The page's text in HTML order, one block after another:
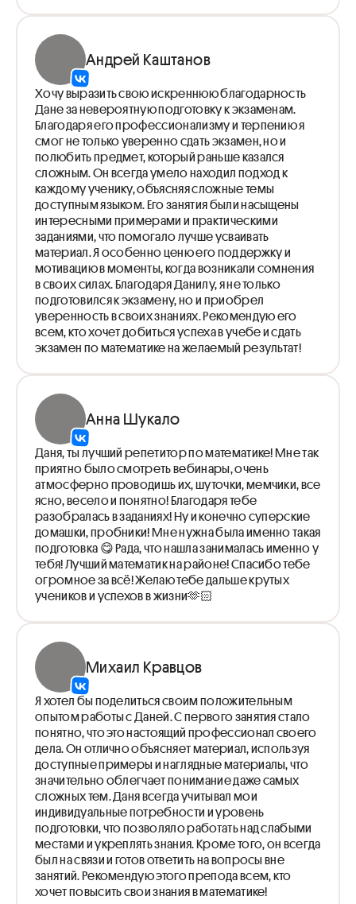
Андрей Каштанов
Хочу выразить свою искреннюю благодарность
Дане за невероятную подготовку к экзаменам.
Благодаря его профессионализму и терпению я
смог не только уверенно сдать экзамен, но и
полюбить предмет, который раньше казался
сложным. Он всегда умело находил подход к
каждому ученику, объясняя сложные темы
доступным языком. Его занятия были насыщены
интересными примерами и практическими
заданиями, что помогало лучше усваивать
материал. Я особенно ценю его поддержку и
мотивацию в моменты, когда возникали сомнения
в своих силах. Благодаря Данилу, я не только
подготовился к экзамену, но и приобрел
уверенность в своих знаниях. Рекомендую его
всем, кто хочет добиться успеха в учебе и сдать
экзамен по математике на желаемый результат!
Анна Шукало
Даня, ты лучший репетитор по математике! Мне так
приятно было смотреть вебинары, очень
атмосферно проводишь их, шуточки, мемчики, все
ясно, весело и понятно! Благодаря тебе
разобралась в заданиях! Ну и конечно суперские
домашки, пробники! Мне нужна была именно такая
подготовка 😋 Рада, что нашла занималась именно у
тебя! Лучший математик на районе! Спасибо тебе
огромное за всё! Желаю тебе дальше крутых
учеников и успехов в жизни🫶🏻
Михаил Кравцов
Я хотел бы поделиться своим положительным
опытом работы с Даней. С первого занятия стало
понятно, что это настоящий профессионал своего
дела. Он отлично объясняет материал, используя
доступные примеры и наглядные материалы, что
значительно облегчает понимание даже самых
сложных тем. Даня всегда учитывал мои
индивидуальные потребности и уровень
подготовки, что позволяло работать над слабыми
местами и укреплять знания. Кроме того, он всегда
был на связи и готов ответить на вопросы вне
занятий. Рекомендую этого препода всем, кто
хочет повысить свои знания в математике!